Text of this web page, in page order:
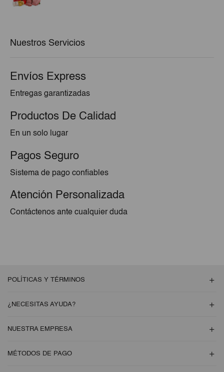
Nuestros Servicios
Envíos Express
Entregas garantizadas
Productos De Calidad
En un solo lugar
Pagos Seguro
Sistema de pago confiables
Atención Personalizada
Contáctenos ante cualquier duda
POLÍTICAS Y TÉRMINOS
¿NECESITAS AYUDA?
NUESTRA EMPRESA
MÉTODOS DE PAGO